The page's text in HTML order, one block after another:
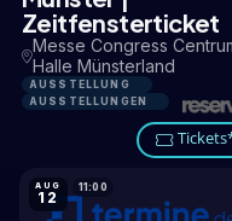
Zeitfensterticket
Messe Congress
Halle Münsterland
AUSSTELLUNG
AUSSTELLUNGEN
AUG
12
11:00